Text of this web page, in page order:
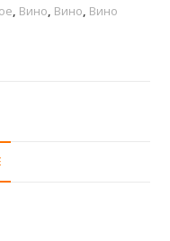
, Вино, Вино, Вино